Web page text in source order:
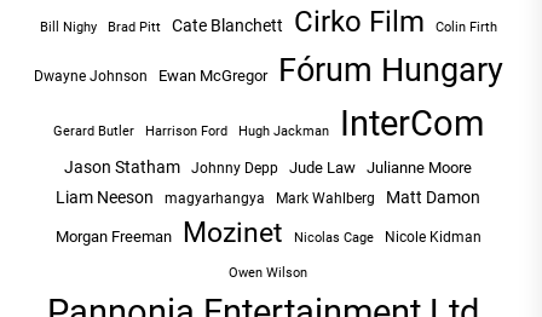
Bill Nighy Brad Pitt Cate Blanchett Cirko Film Colin Firth
Dwayne Johnson Ewan McGregor Fórum Hungary
Gerard Butler Harrison Ford Hugh Jackman InterCom
Jason Statham Johnny Depp Jude Law Julianne Moore
Liam Neeson magyarhangya Mark Wahlberg Matt Damon
Morgan Freeman Mozinet Nicolas Cage Nicole Kidman
Owen Wilson